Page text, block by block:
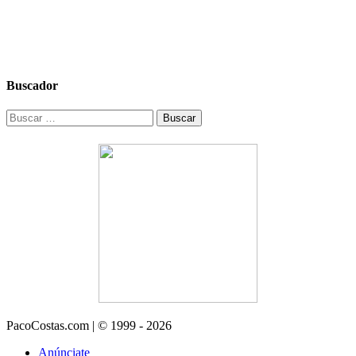
Buscador
Buscar:
PacoCostas.com | © 1999 - 2026
Anúnciate